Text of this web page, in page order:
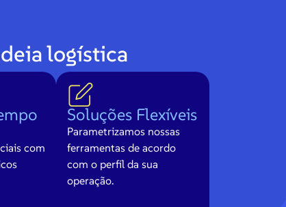
logística
com
Soluções Flexíveis
Parametrizamos nossas
ferramentas de acordo
com o perfil da sua
operação.